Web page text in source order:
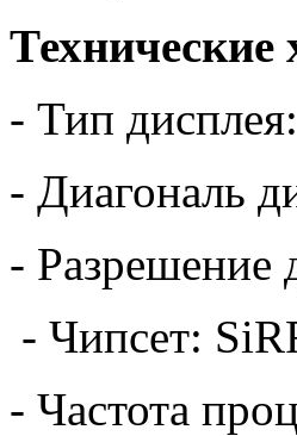
Технические
- Тип
- Диагональ
- Разрешение
- Чипсет:
- Частота